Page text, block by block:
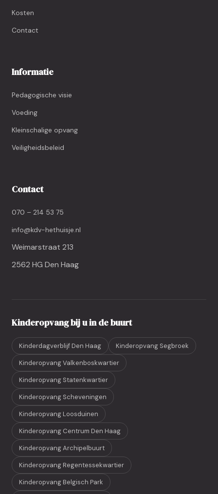
Kosten
Contact
Informatie
Pedagogische visie
Voeding
Kleinschalige opvang
Veiligheidsbeleid
Contact
070 – 214 53 75
info@kdv-hethuisje.nl
Weimarstraat 213
2562 HG Den Haag
Kinderopvang bij u in de buurt
Kinderdagverblijf Den Haag Kinderopvang Segbroek
Kinderopvang Valkenboskwartier
Kinderopvang Statenkwartier
Kinderopvang Scheveningen
Kinderopvang Loosduinen
Kinderopvang Centrum Den Haag
Kinderopvang Archipelbuurt
Kinderopvang Regentessekwartier
Kinderopvang Belgisch Park